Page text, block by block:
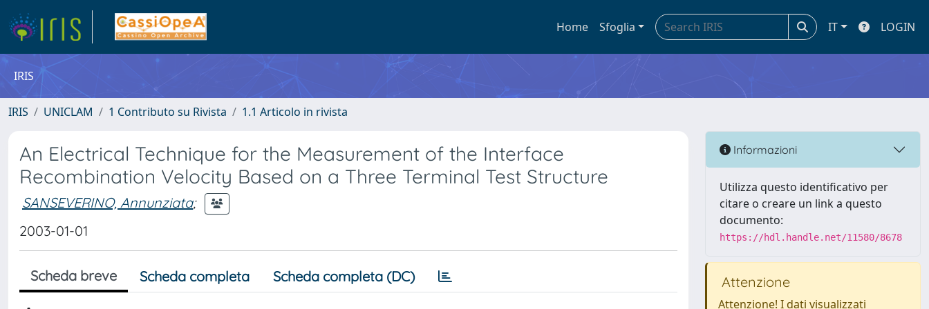
Home Sfoglia IT LOGIN
IRIS
IRIS UNICLAM 1 Contributo su Rivista 1.1 Articolo in rivista
An Electrical Technique for the Measurement of the Interface
Recombination Velocity Based on a Three Terminal Test Structure
SANSEVERINO, Annunziata;
2003-01-01
Scheda breve Scheda completa Scheda completa (DC)
Informazioni
Utilizza questo identificativo per
citare o creare un link a questo
documento:
https://hdl.handle.net/11580/8678
Attenzione
Attenzione! I dati visualizzati